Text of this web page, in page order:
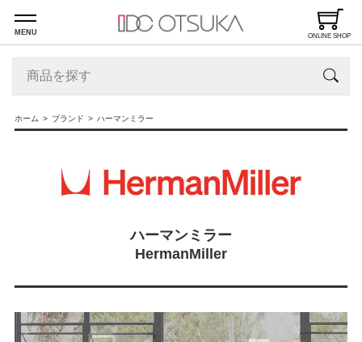
MENU ONLINE SHOP
ホーム ブランド ハーマンミラー
ハーマンミラー
HermanMiller